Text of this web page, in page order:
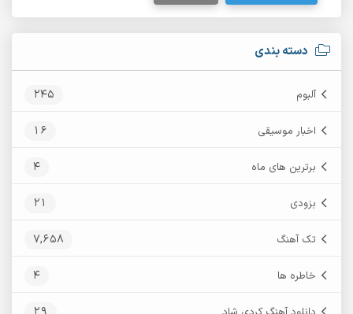
دسته بندی
آلبوم 245
اخبار موسیقی 16
برترین های ماه 4
بزودی 21
تک آهنگ 7,658
خاطره ها 4